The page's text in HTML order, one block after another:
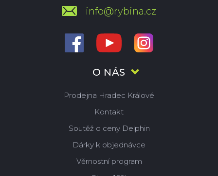
O NÁS
Prodejna Hradec Králové
Kontakt
Soutěž o ceny Delphin
Dárky k objednávce
Věrnostní program
info@rybina.cz